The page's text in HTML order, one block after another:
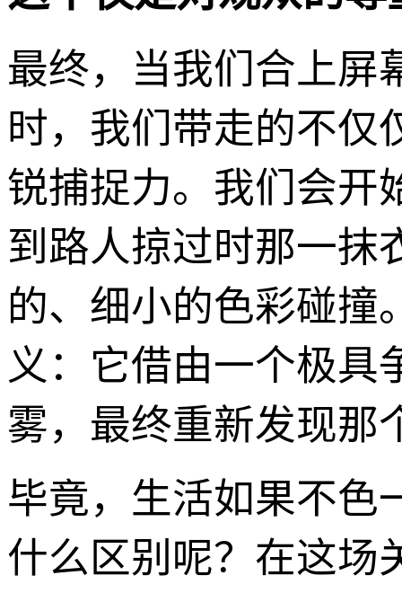
最终，当我们合上屏
时，我们带走的不仅
锐捕捉力。我们会开
到路人掠过时那一抹
的、细小的色彩碰撞
义：它借由一个极具
雾，最终重新发现那
毕竟，生活如果不色
什么区别呢？在这场